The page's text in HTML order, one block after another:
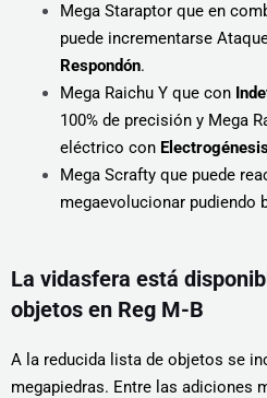
Mega Staraptor que en
puede incrementarse
Respondón.
Mega Raichu Y que con
100% de precisión y Mega
eléctrico con
Mega Scrafty que puede
megaevolucionar pudiendo
La vidasfera está
objetos en Reg M-B
A la reducida lista de objetos se
megapiedras. Entre las adiciones